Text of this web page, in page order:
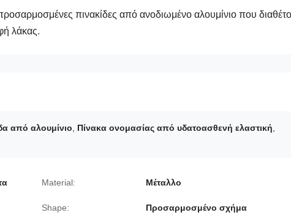
πινακίδες από ανοδιωμένο αλουμίνιο που
λάκας.
από αλουμίνιο Πίνακα ονομασίας από υδατοασθενή ελαστική
Material: Μέταλλο
Shape: Προσαρμοσμένο σχήμα